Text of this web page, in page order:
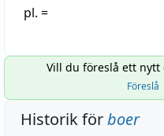
pl. =
Vill du föreslå ett
Föreslå
Historik förboer